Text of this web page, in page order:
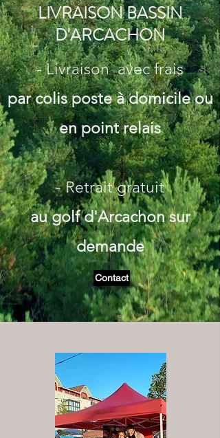
LIVRAISON BASSIN
D'ARCACHON
- Livraison avec frais
par colis poste à domicile ou
en point relais
- Retrait gratuit
au golf d'Arcachon sur
demande
Contact